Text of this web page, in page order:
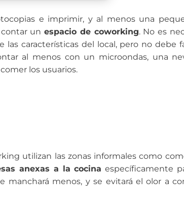
e imprimir, y al menos una
contar unespacio de coworking. No es
características del local, pero no debe
al menos con un microondas, una
los usuarios.
utilizan las zonas informales como
anexas a la cocina específicamente
manchará menos, y se evitará el olor a